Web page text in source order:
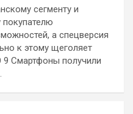
сегменту и
а спецверсия
к этому щеголяет
Смартфоны получили